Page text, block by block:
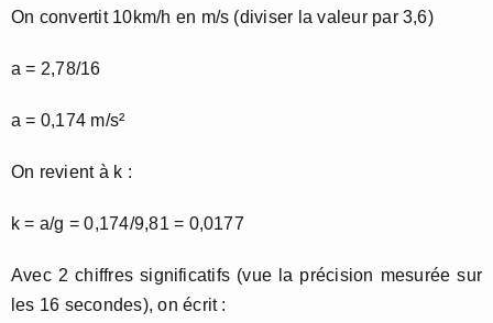
On convertit 10km/h en m/s (diviser la valeur par 3,6)
a = 2,78/16
a = 0,174 m/s²
On revient à k :
k = a/g = 0,174/9,81 = 0,0177
Avec 2 chiffres significatifs (vue la précision mesurée sur
les 16 secondes), on écrit :